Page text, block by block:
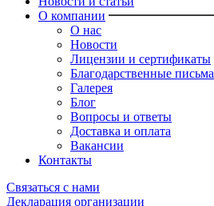
О компании
О нас
Новости
Лицензии и сертификаты
Благодарственные письма
Галерея
Блог
Вопросы и ответы
Доставка и оплата
Вакансии
Контакты
Связаться с нами
Декларация организации